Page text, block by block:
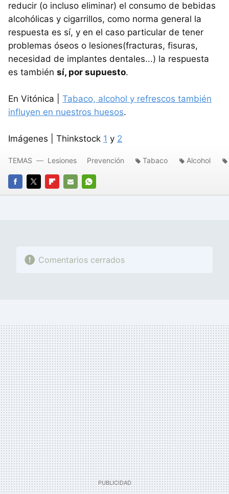
reducir (o incluso eliminar) el consumo de bebidas
alcohólicas y cigarrillos, como norma general la
respuesta es sí, y en el caso particular de tener
problemas óseos o lesiones(fracturas, fisuras,
necesidad de implantes dentales...) la respuesta
es también sí, por supuesto.
En Vitónica | Tabaco, alcohol y refrescos también
influyen en nuestros huesos.
Imágenes | Thinkstock 1 y 2
FACEBOOK
TWITTERFLIPBOARD
E-
WHATSAPP
TEMAS Lesiones Prevención Tabaco Alcohol
Comentarios cerrados